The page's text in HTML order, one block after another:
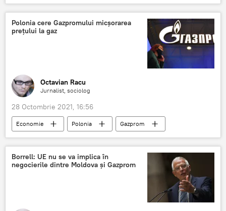
combustibil
Rosneft Criza gazelor
Polonia cere Gazpromului micșorarea
prețului la gaz
Octavian Racu
Jurnalist, sociolog
28 Octombrie 2021, 16:56
Economie Polonia
Gazprom
Rusia
Borrell: UE nu se va implica în
negocierile dintre Moldova și Gazprom